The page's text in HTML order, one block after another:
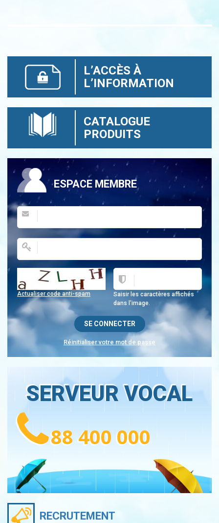
L’ACCÈS À
L’INFORMATION
CATALOGUE
PRODUITS
ESPACE MEMBRE
Saisir les caractères affichés
dans l'image.
Actualiser code anti-spam
Réinitialiser votre mot de passe
SERVEUR VOCAL
88 400 000
RECRUTEMENT